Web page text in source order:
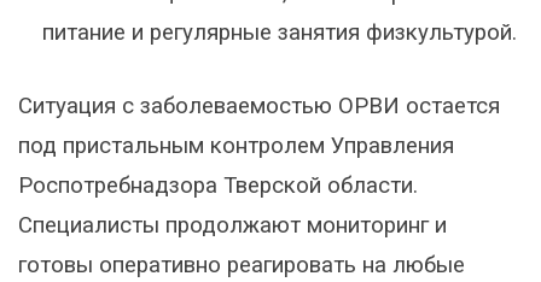
питание и регулярные занятия физкультурой.
Ситуация с заболеваемостью ОРВИ остается
под пристальным контролем Управления
Роспотребнадзора Тверской области.
Специалисты продолжают мониторинг и
готовы оперативно реагировать на любые